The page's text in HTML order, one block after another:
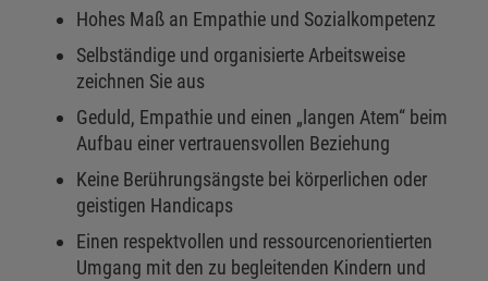
Hohes Maß an Empathie und Sozialkompetenz
Selbständige und organisierte Arbeitsweise
zeichnen Sie aus
Geduld, Empathie und einen „langen Atem“ beim
Aufbau einer vertrauensvollen Beziehung
Keine Berührungsängste bei körperlichen oder
geistigen Handicaps
Einen respektvollen und ressourcenorientierten
Umgang mit den zu begleitenden Kindern und